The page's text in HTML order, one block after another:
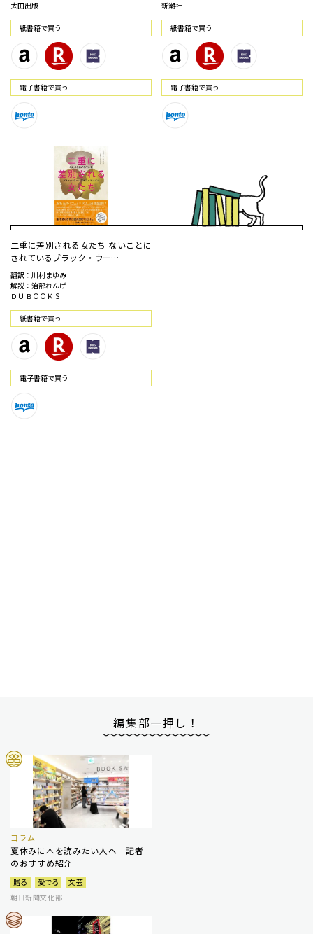
太田出版
紙書籍で買う
電⼦書籍で買う
新潮社
紙書籍で買う
電⼦書籍で買う
二重に差別される女たち ないことに
されているブラック・ウー…
翻訳：川村まゆみ
解説：治部れんげ
ＤＵ ＢＯＯＫＳ
紙書籍で買う
電⼦書籍で買う
編集部一押し！
コラム
夏休みに本を読みたい人へ 記者
のおすすめ紹介
贈る 愛でる
文芸
朝日新聞文化部